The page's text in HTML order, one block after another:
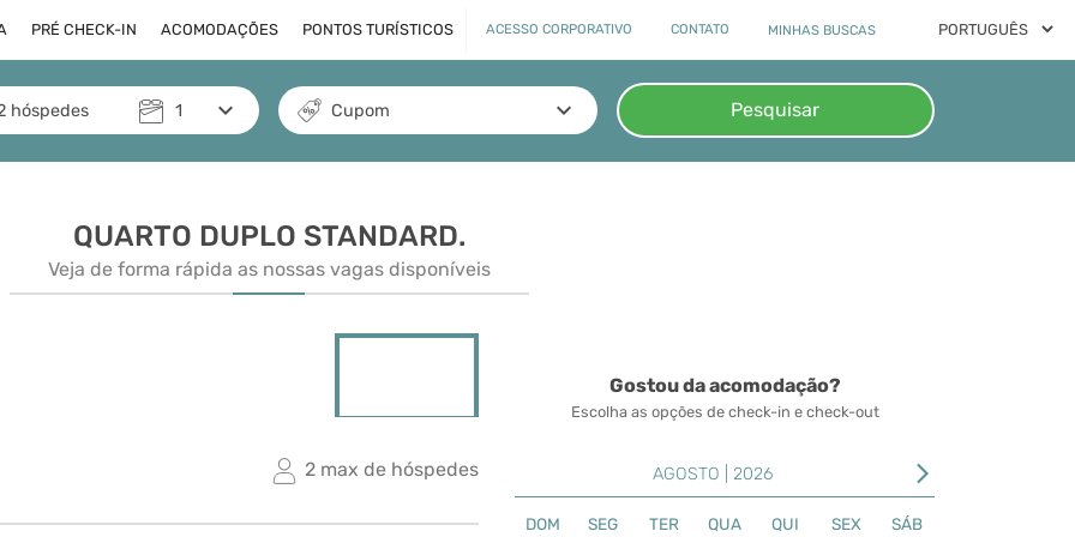
PRÉ CHECK-IN ACOMODAÇÕES PONTOS TURÍSTICOS ACESSO CORPORATIVO CONTATO MINHAS BUSCAS
hóspedes 1 keyboard_arrow_down Cupom keyboard_arrow_down Pesquisar
QUARTO DUPLO STANDARD.
Veja de forma rápida as nossas vagas disponíveis
2 max de hóspedes
Gostou da acomodação?
Escolha as opções de check-in e check-out
AGOSTO | 2026 arrow_forward_ios
DOM SEG TER QUA QUI SEX SÁB